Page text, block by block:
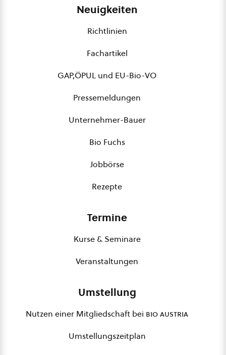
Neuigkeiten
Richtlinien
Fachartikel
GAP,ÖPUL und EU-Bio-VO
Pressemeldungen
Unternehmer-Bauer
Bio Fuchs
Jobbörse
Rezepte
Termine
Kurse & Seminare
Veranstaltungen
Umstellung
Nutzen einer Mitgliedschaft bei bio austria
Umstellungszeitplan